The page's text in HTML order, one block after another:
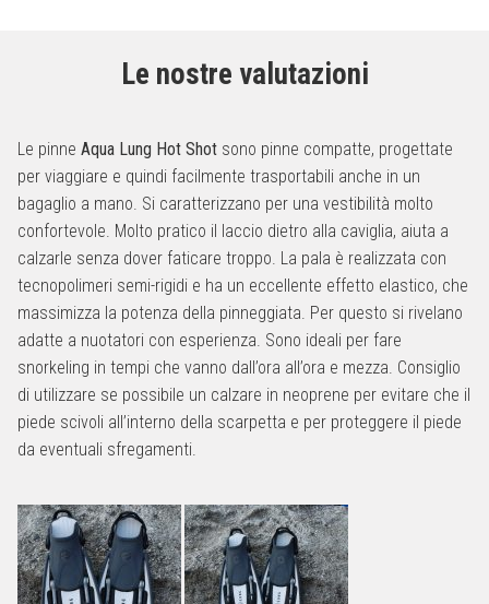
Le nostre valutazioni
Le pinne Aqua Lung Hot Shot sono pinne compatte, progettate
per viaggiare e quindi facilmente trasportabili anche in un
bagaglio a mano. Si caratterizzano per una vestibilità molto
confortevole. Molto pratico il laccio dietro alla caviglia, aiuta a
calzarle senza dover faticare troppo. La pala è realizzata con
tecnopolimeri semi-rigidi e ha un eccellente effetto elastico, che
massimizza la potenza della pinneggiata. Per questo si rivelano
adatte a nuotatori con esperienza. Sono ideali per fare
snorkeling in tempi che vanno dall’ora all’ora e mezza. Consiglio
di utilizzare se possibile un calzare in neoprene per evitare che il
piede scivoli all’interno della scarpetta e per proteggere il piede
da eventuali sfregamenti.